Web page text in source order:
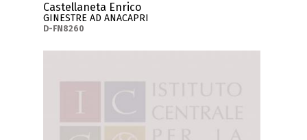
Castellaneta Enrico
GINESTRE AD ANACAPRI
D-FN8260